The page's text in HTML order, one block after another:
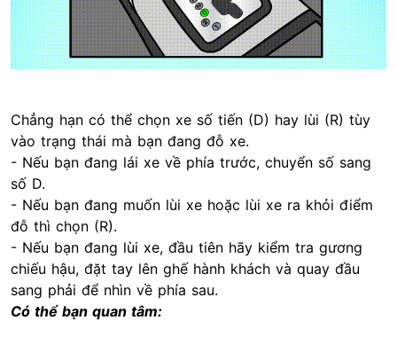
Chẳng hạn có thể chọn xe số tiến (D) hay lùi (R) tùy
vào trạng thái mà bạn đang đỗ xe.
- Nếu bạn đang lái xe về phía trước, chuyển số sang
số D.
- Nếu bạn đang muốn lùi xe hoặc lùi xe ra khỏi điểm
đỗ thì chọn (R).
- Nếu bạn đang lùi xe, đầu tiên hãy kiểm tra gương
chiếu hậu, đặt tay lên ghế hành khách và quay đầu
sang phải để nhìn về phía sau.
Có thể bạn quan tâm: